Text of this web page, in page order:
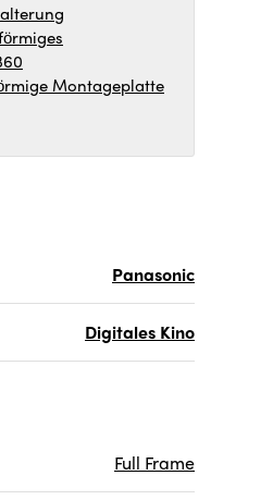
Montageplatte
Panasonic
Digitales Kino
Full Frame